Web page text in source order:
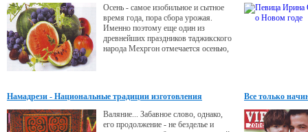
Осень - самое изобильное и сытное
время года, пора сбора урожая.
Именно поэтому еще один из
древнейших праздников таджикского
народа Мехргон отмечается осенью,
Намадрези - Национальные традиции изготовления
Валяние... Забавное слово, однако,
его продолжение - не безделье и
Все только